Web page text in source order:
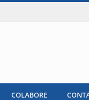
COLABORE